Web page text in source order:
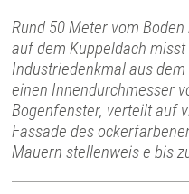
Rund 50 Meter vom
auf dem Kuppeldach
Industriedenkmal aus
einen Innendurchmesser
Bogenfenster, verteilt auf
Fassade des
Mauern stellenweis e bis